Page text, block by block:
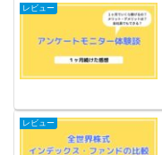
レビュー
レビュー